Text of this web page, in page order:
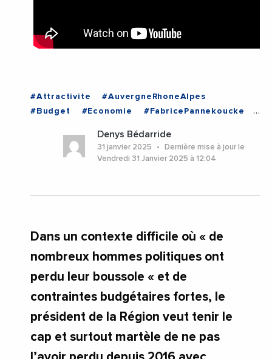
#Attractivite
#AuvergneRhoneAlpes
#Budget
#Economie
#FabricePannekoucke
#RegionAuvergneRhoneAlpes
#Securite
#Videos #Voeux
#Voeux2025
Denys Bédarride
31 janvier 2025
Dernière mise à jour le
Vendredi 31 Janvier 2025 à 12:04
Dans un contexte difficile où « de
nombreux hommes politiques ont
perdu leur boussole « et de
contraintes budgétaires fortes, le
président de la Région veut tenir le
cap et surtout martèle de ne pas